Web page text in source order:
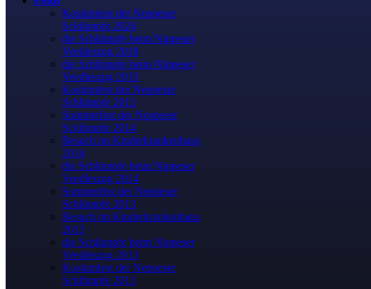
Kostümfest der Neppeser
Schlümpfe 2024
die Schlümpfe beim Nippeser
Veedleszug 2018
die Schlümpfe beim Nippeser
Veedleszug 2015
Kostümfest der Neppeser
Schlümpfe 2015
Sommerfest der Neppeser
Schlümpfe 2014
Besuch im Kinderkrankenhaus
2014
die Schlümpfe beim Nippeser
Veedleszug 2014
Sommerfest der Neppeser
Schlümpfe 2013
Besuch im Kinderkrankenhaus
2013
die Schlümpfe beim Nippeser
Veedleszug 2013
Kostümfest der Neppeser
Schlümpfe 2013